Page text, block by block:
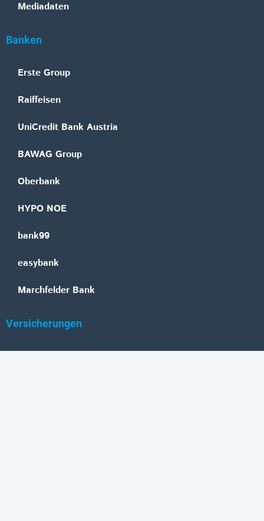
Mediadaten
Banken
Erste Group
Raiffeisen
UniCredit Bank Austria
BAWAG Group
Oberbank
HYPO NOE
bank99
easybank
Marchfelder Bank
Versicherungen